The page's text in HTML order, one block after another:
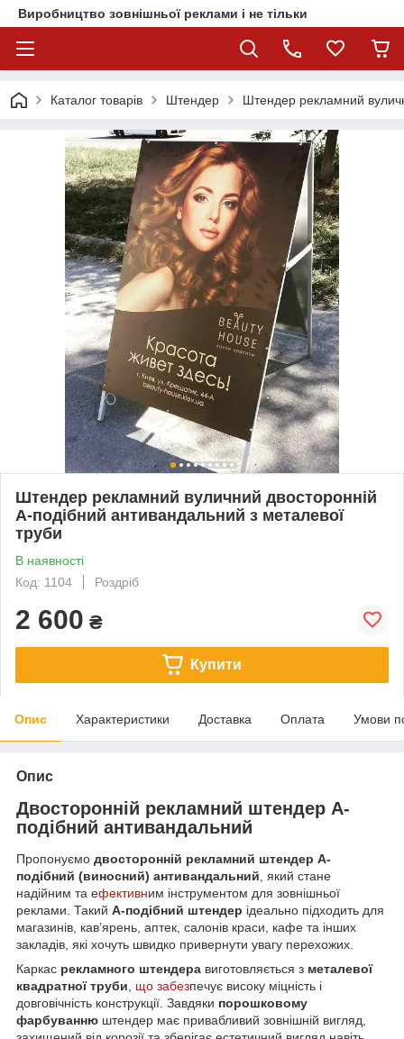
Виробництво зовнішньої реклами і не тільки
Каталог товарів Штендер Штендер рекламний
Штендер рекламний вуличний двосторонній
A-подібний антивандальний з металевої
труби
В наявності
Код: 1104
Роздріб
2 600 ₴
Купити
Опис Характеристики Доставка Оплата Умови
Опис
Двосторонній рекламний штендер А-
подібний антивандальний
Пропонуємо двосторонній рекламний штендер А-
подібний (виносний) антивандальний, який стане
надійним та ефективним інструментом для зовнішньої
реклами. Такий А-подібний штендер ідеально підходить для
магазинів, кав’ярень, аптек, салонів краси, кафе та інших
закладів, які хочуть швидко привернути увагу перехожих.
Каркас рекламного штендера виготовляється з металевої
квадратної труби, що забезпечує високу міцність і
довговічність конструкції. Завдяки порошковому
фарбуванню штендер має привабливий зовнішній вигляд,